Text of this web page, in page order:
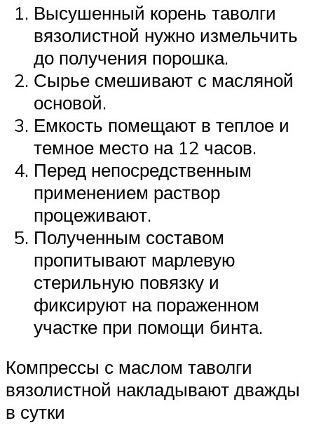
Высушенный корень таволги
вязолистной нужно измельчить
до получения порошка.
Сырье смешивают с масляной
основой.
Емкость помещают в теплое и
темное место на 12 часов.
Перед непосредственным
применением раствор
процеживают.
Полученным составом
пропитывают марлевую
стерильную повязку и
фиксируют на пораженном
участке при помощи бинта.
Компрессы с маслом таволги
вязолистной накладывают дважды
в сутки